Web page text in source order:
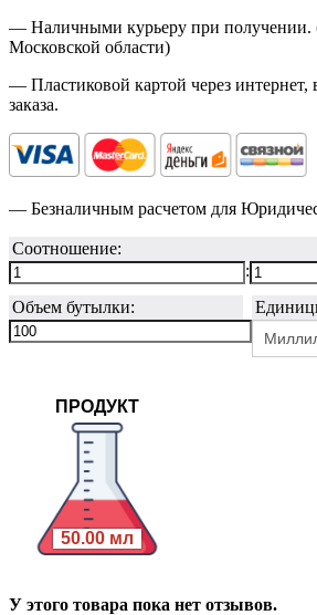
— Наличными курьеру при получении.
Московской области)
— Пластиковой картой через
заказа.
— Безналичным расчетом для
Соотношение:
:
Объем бутылки:
ПРОДУКТ
50.00 мл
У этого товара пока нет отзывов.